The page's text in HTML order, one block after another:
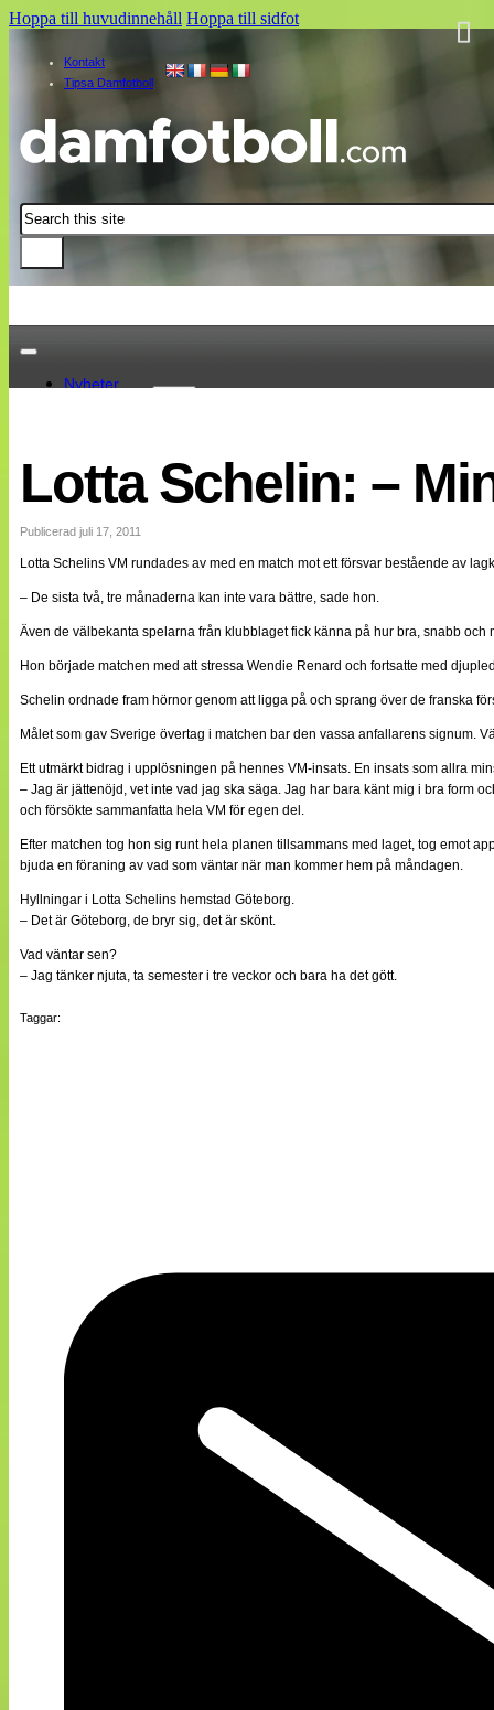
Hoppa till huvudinnehåll Hoppa till sidfot
Kontakt
Tipsa Damfotboll
Sök
Nyheter
Landslaget
EM 2013
Internationellt
Bildreportage
Bloggar
Lagen
Webb-TV
Cuper
Till klubbkassan
Split vision
Om oss
Annonsera
Statistik
Tipsa Damfotboll
Lotta Schelin: –
Publicerad juli 17, 2011
Lotta Schelins VM rundades av med en match mot ett försvar bestående av
– De sista två, tre månaderna kan inte vara bättre, sade hon.
Även de välbekanta spelarna från klubblaget fick känna på hur bra, snabb och
Hon började matchen med att stressa Wendie Renard och fortsatte med
Schelin ordnade fram hörnor genom att ligga på och sprang över de franska
Målet som gav Sverige övertag i matchen bar den vassa anfallarens signum.
Ett utmärkt bidrag i upplösningen på hennes VM-insats. En insats som allra
– Jag är jättenöjd, vet inte vad jag ska säga. Jag har bara känt mig i bra form
och försökte sammanfatta hela VM för egen del.
Efter matchen tog hon sig runt hela planen tillsammans med laget, tog emot
bjuda en föraning av vad som väntar när man kommer hem på måndagen.
Hyllningar i Lotta Schelins hemstad Göteborg.
– Det är Göteborg, de bryr sig, det är skönt.
Vad väntar sen?
– Jag tänker njuta, ta semester i tre veckor och bara ha det gött.
Taggar: